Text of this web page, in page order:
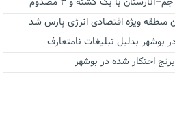
ویژه اقتصادی انرژی پارس شد